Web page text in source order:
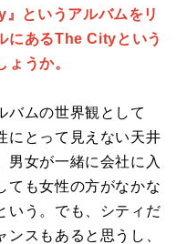
というアルバムをリ
にあるThe Cityという
うか。
バムの世界観として
にとって見えない天井
男女が一緒に会社に入
ても女性の方がなかな
いう。でも、シティだ
スもあると思うし、